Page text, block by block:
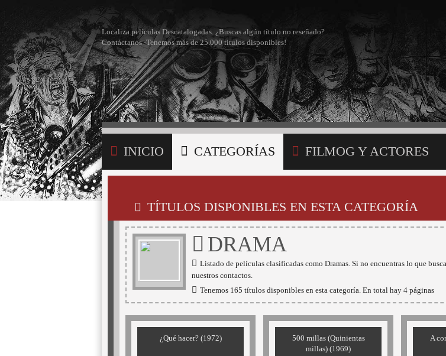
Localiza películas Descatalogadas. ¿Buscas algún título no reseñado?
Contáctanos -Tenemos más de 25.000 títulos disponibles!
INICIO CATEGORÍAS FILMOG Y ACTORES
TÍTULOS DISPONIBLES EN ESTA CATEGORÍA
DRAMA
Listado de películas clasificadas como Dramas. Si no encuentras lo que
nuestros contactos.
Tenemos 165 títulos disponibles en esta categoría. En total hay 4 páginas
¿Qué hacer? (1972)
500 millas (Quinientas
millas) (1969)
A